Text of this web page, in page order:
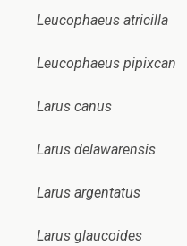
Leucophaeus atricilla
Leucophaeus pipixcan
Larus canus
Larus delawarensis
Larus argentatus
Larus glaucoides